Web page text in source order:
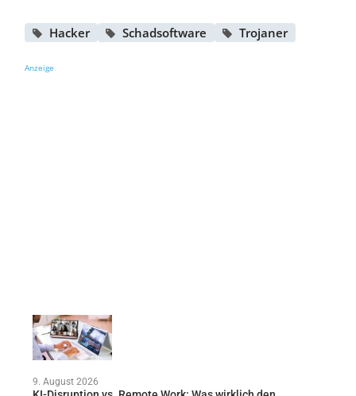
Hacker Schadsoftware Trojaner
Anzeige
9. August 2026